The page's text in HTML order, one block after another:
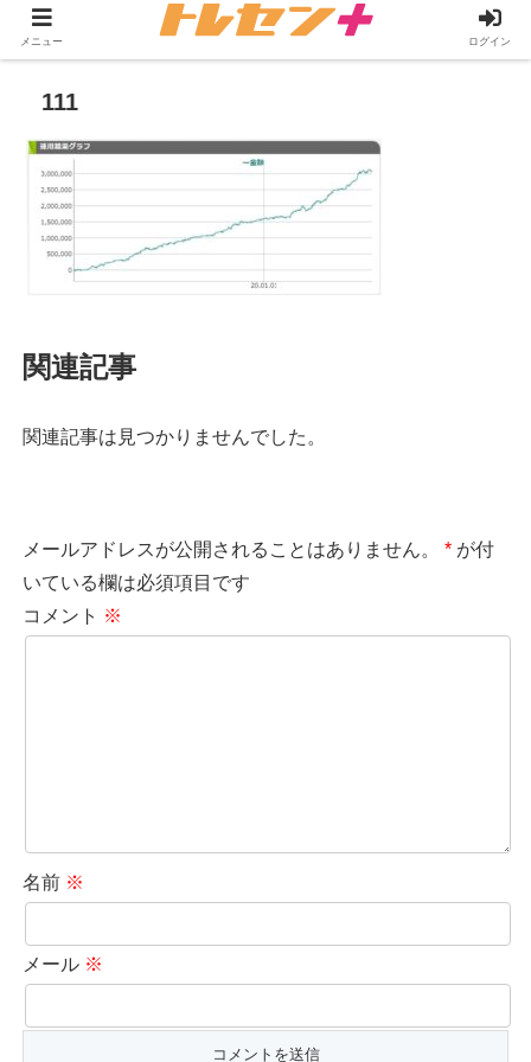
111
関連記事
関連記事は見つかりませんでした。
メールアドレスが公開されることはありません。 * が付
いている欄は必須項目です
コメント ※
名前 ※
メール ※
メニュー ログイン